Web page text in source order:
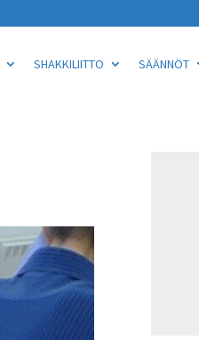
SHAKKILIITTO SÄÄNNÖT